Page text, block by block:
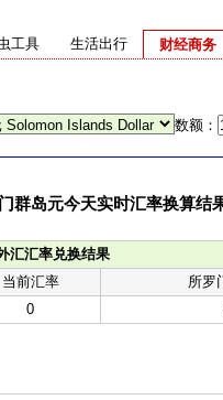
工具 生活出行
财经商务
数额：
群岛元今天实时汇率换算结
汇汇率兑换结果
当前汇率
所罗
0